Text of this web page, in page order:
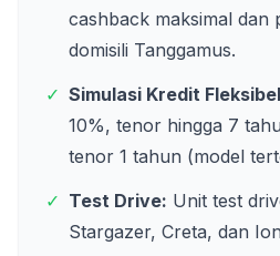
cashback maksimal dan
domisili Tanggamus.
✓ Simulasi Kredit
10%, tenor hingga 7
tenor 1 tahun (model
✓ Test Drive: Unit test
Stargazer, Creta, dan